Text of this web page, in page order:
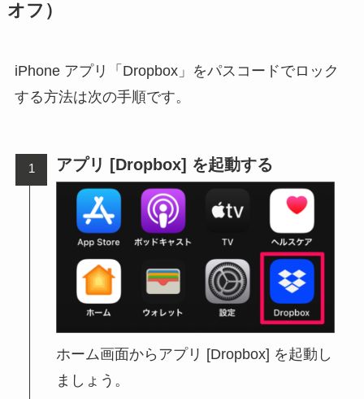
オフ）
iPhone アプリ「Dropbox」をパスコードでロック
する方法は次の手順です。
アプリ [Dropbox] を起動する
ホーム画面からアプリ [Dropbox] を起動し
ましょう。